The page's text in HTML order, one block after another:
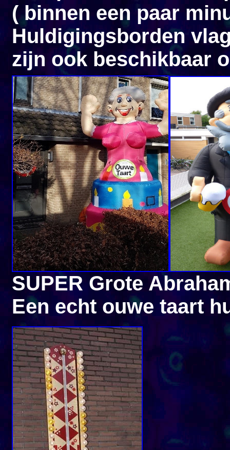
( binnen een paar
Huldigingsborden
zijn ook beschikbaar
SUPER Grote
Een echt ouwe taart